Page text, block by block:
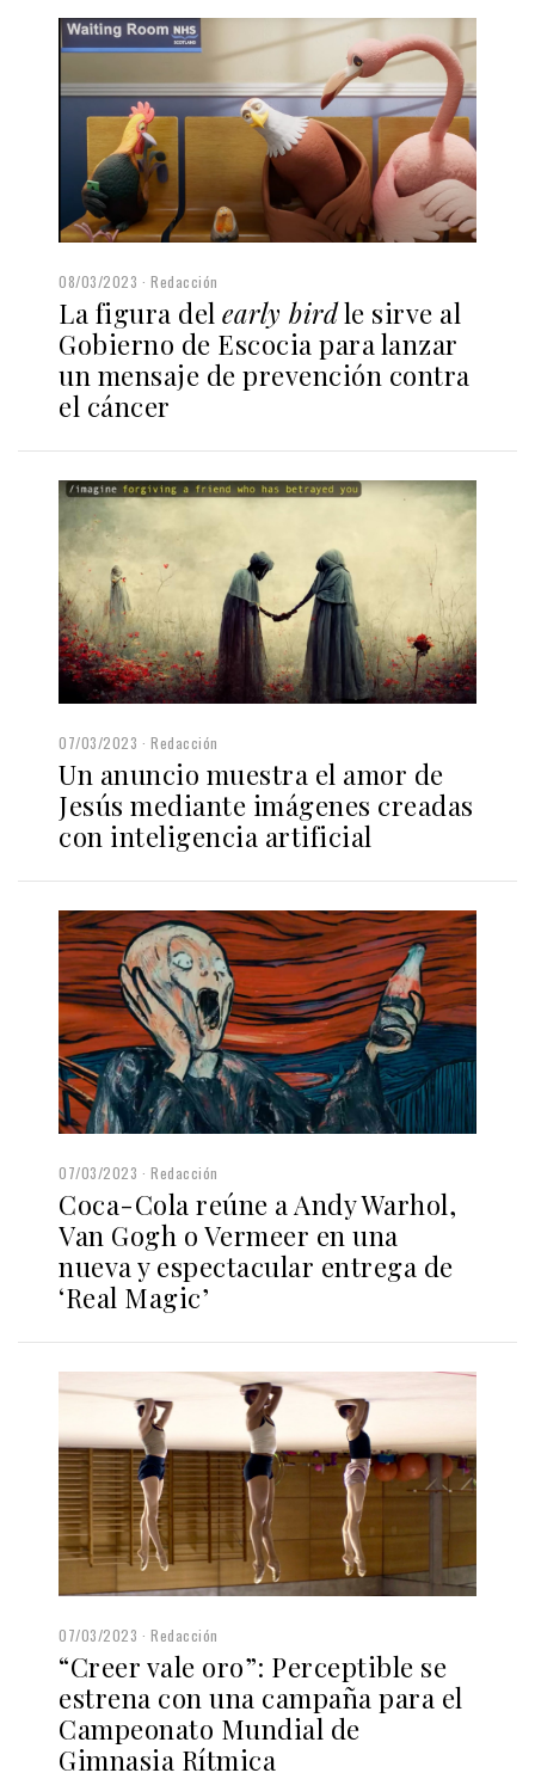
08/03/2023 Redacción
La figura del early birdle sirve al
Gobierno de Escocia para lanzar
un mensaje de prevención contra
el cáncer
07/03/2023 Redacción
Un anuncio muestra el amor de
Jesús mediante imágenes creadas
con inteligencia artificial
07/03/2023 Redacción
Coca-Cola reúne a Andy Warhol,
Van Gogh o Vermeer en una
nueva y espectacular entrega de
‘Real Magic’
07/03/2023 Redacción
“Creer vale oro”: Perceptible se
estrena con una campaña para el
Campeonato Mundial de
Gimnasia Rítmica